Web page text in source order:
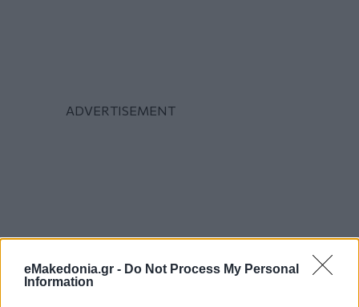
eMakedonia.gr - Do Not Process My Personal
Information